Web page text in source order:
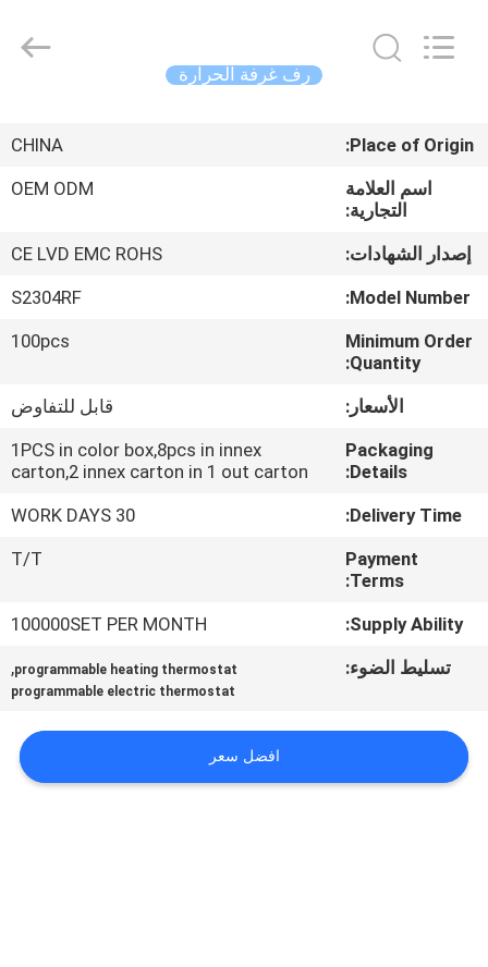
منتجات
عرض
الواقع
الافتراضي
معلومات
جولة
المعمل
رقابة
جودة
اتصل
Limited.
رف غرفة الحرارة
Place of Origin:
CHINA
اسم العلامة
التجارية:
OEM ODM
إصدار الشهادات:
CE LVD EMC ROHS
Model Number:
S2304RF
Minimum Order
Quantity:
100pcs
الأسعار:
قابل للتفاوض
Packaging
Details:
1PCS in color box,8pcs in innex
carton,2 innex carton in 1 out carton
Delivery Time:
30 WORK DAYS
Payment
Terms:
T/T
Supply Ability:
100000SET PER MONTH
تسليط الضوء:
programmable heating thermostat
,
programmable electric thermostat
افضل سعر